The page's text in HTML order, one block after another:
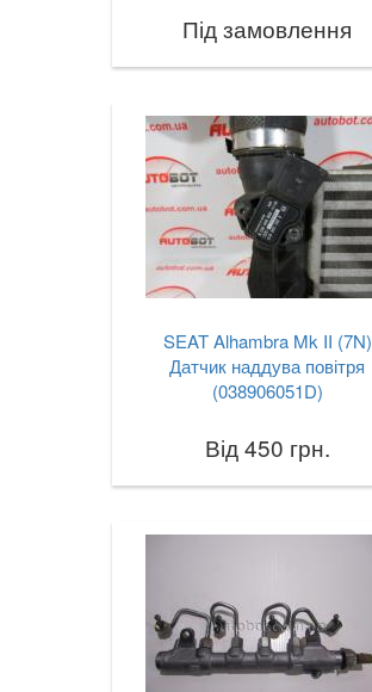
Під замовлення
SEAT Alhambra Mk II (7N)
Датчик наддува повітря
(038906051D)
Від 450 грн.